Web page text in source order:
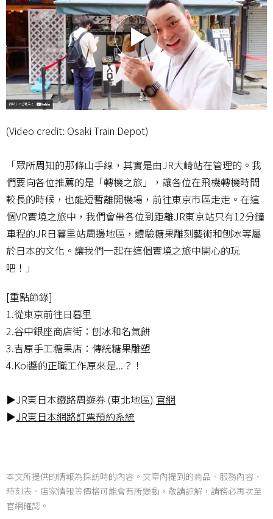
(Video credit: Osaki Train Depot)
「眾所周知的那條山手線，其實是由JR大崎站在管理的。我
們要向各位推薦的是「轉機之旅」，讓各位在飛機轉機時間
較長的時候，也能短暫離開機場，前往東京市區走走。在這
個VR實境之旅中，我們會帶各位到距離JR東京站只有12分鐘
車程的JR日暮里站周邊地區，體驗糖果雕刻藝術和刨冰等屬
於日本的文化。讓我們一起在這個實境之旅中開心的玩
吧！」
[重點節錄]
1.從東京前往日暮里
2.谷中銀座商店街：刨冰和名氣餅
3.吉原手工糖果店：傳統糖果雕塑
4.Koi醬的正職工作原來是...？！
▶JR東日本鐵路周遊券 (東北地區) 官網
▶JR東日本網路訂票預約系統
本文所提供的情報為採訪時的內容。文章內提到的商品、服務內容、
時刻表、店家情報等價格可能會有所變動，敬請諒解，請務必再次至
官網確認。